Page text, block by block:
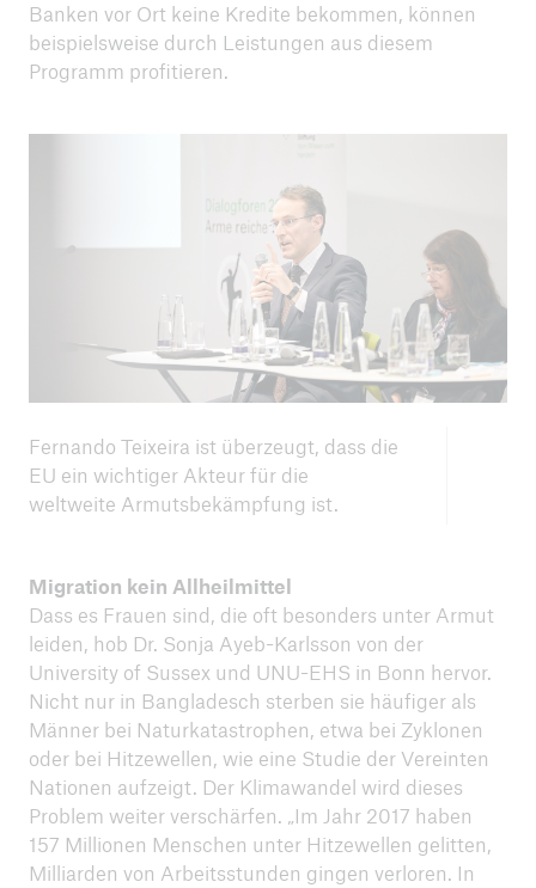
Banken vor Ort keine Kredite bekommen, können
beispielsweise durch Leistungen aus diesem
Programm profitieren.
Fernando Teixeira ist überzeugt, dass die
EU ein wichtiger Akteur für die
weltweite Armutsbekämpfung ist.
Migration kein Allheilmittel
Dass es Frauen sind, die oft besonders unter Armut
leiden, hob Dr. Sonja Ayeb-Karlsson von der
University of Sussex und UNU-EHS in Bonn hervor.
Nicht nur in Bangladesch sterben sie häufiger als
Männer bei Naturkatastrophen, etwa bei Zyklonen
oder bei Hitzewellen, wie eine Studie der Vereinten
Nationen aufzeigt. Der Klimawandel wird dieses
Problem weiter verschärfen. „Im Jahr 2017 haben
157 Millionen Menschen unter Hitzewellen gelitten,
Milliarden von Arbeitsstunden gingen verloren. In
Navigation schließen oder Escape-Taste drückenSuche
Home
Klimaschutz
Archiv
Seite öffnen
Mai 2019: Arm in der reichen Stadt – „Über“-
Leben in München
April 2019: Riesterflop, Hartz IV und Kinderarmut
– Wohin steuert Deutschland? Wohin treibt die
EU?
März 2019: Win-win für alle – Unternehmerisch
die Kluft überwinden